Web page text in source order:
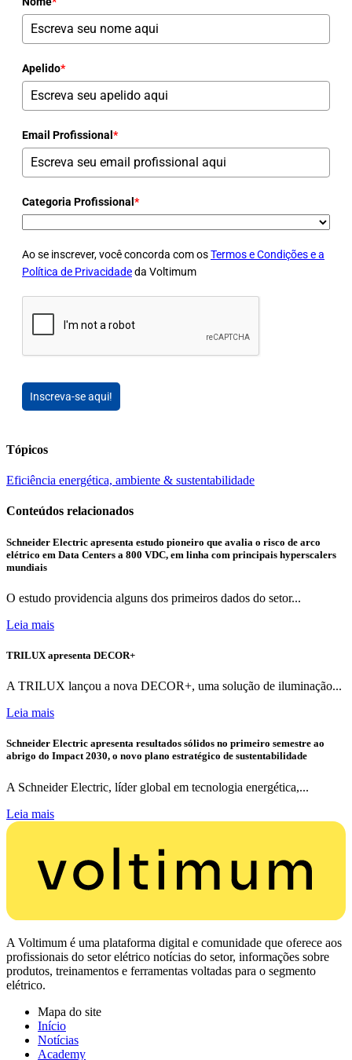
Subscreva a newsletter líder do setor elétrico em
Portugal!
Receba as últimas notícias, formações, artigos de especialistas
correio eletrónico!
Nome*
Apelido*
Email Profissional*
Inscreva-se aqui!
Schneider Electric apresenta estudo pioneiro que avalia o risco de arco
elétrico em Data Centers a 800 VDC, em linha com principais hyperscalers
O estudo providencia alguns dos primeiros dados do setor...
Leia mais
TRILUX apresenta DECOR+
A TRILUX lançou a nova DECOR+, uma solução de iluminação...
Leia mais
Schneider Electric apresenta resultados sólidos no primeiro semestre ao
abrigo do Impact 2030, o novo plano estratégico de sustentabilidade
A Schneider Electric, líder global em tecnologia energética,...
Leia mais